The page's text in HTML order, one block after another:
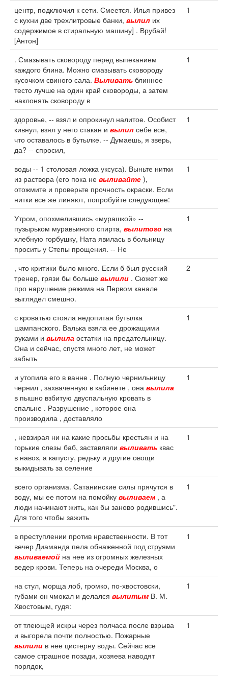
центр, подключил к сети. Смеется. Илья привез
с кухни две трехлитровые банки, вылил их
содержимое в стиральную машину] . Врубай!
[Антон]
1
. Смазывать сковороду перед выпеканием
каждого блина. Можно смазывать сковороду
кусочком свиного сала. Выливать блинное
тесто лучше на один край сковороды, а затем
наклонять сковороду в
1
здоровье, -- взял и опрокинул налитое. Особист
кивнул, взял у него стакан и вылил себе все,
что оставалось в бутылке. -- Думаешь, я зверь,
да? -- спросил,
1
воды -- 1 столовая ложка уксуса). Выньте нитки
из раствора (его пока не выливайте ),
отожмите и проверьте прочность окраски. Если
нитки все же линяют, попробуйте следующее:
1
Утром, опохмелившись «мурашкой» --
пузырьком муравьиного спирта, вылитого на
хлебную горбушку, Ната явилась в больницу
просить у Степы прощения. -- Не
1
, что критики было много. Если б был русский
тренер, грязи бы больше вылили . Сюжет же
про нарушение режима на Первом канале
выглядел смешно.
2
с кроватью стояла недопитая бутылка
шампанского. Валька взяла ее дрожащими
руками и вылила остатки на предательницу.
Она и сейчас, спустя много лет, не может
забыть
1
и утопила его в ванне . Полную чернильницу
чернил , захваченную в кабинете , она вылила
в пышно взбитую двуспальную кровать в
спальне . Разрушение , которое она
производила , доставляло
1
, невзирая ни на какие просьбы крестьян и на
горькие слезы баб, заставляли выливать квас
в навоз, а капусту, редьку и другие овощи
выкидывать за селение
1
всего организма. Сатанинские силы прячутся в
воду, мы ее потом на помойку выливаем , а
люди начинают жить, как бы заново родившись".
Для того чтобы зажить
1
в преступлении против нравственности. В тот
вечер Диаманда пела обнаженной под струями
выливаемой на нее из огромных железных
ведер крови. Теперь на очереди Москва, о
1
на стул, морща лоб, громко, по-хвостовски,
губами он чмокал и делался вылитым В. М.
Хвостовым, гудя:
1
от тлеющей искры через полчаса после взрыва
и выгорела почти полностью. Пожарные
вылили в нее цистерну воды. Сейчас все
самое страшное позади, хозяева наводят
порядок,
1